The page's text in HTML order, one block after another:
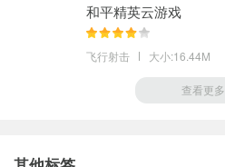
和平精英云游戏
飞行射击 大小:16.44M
查看更多